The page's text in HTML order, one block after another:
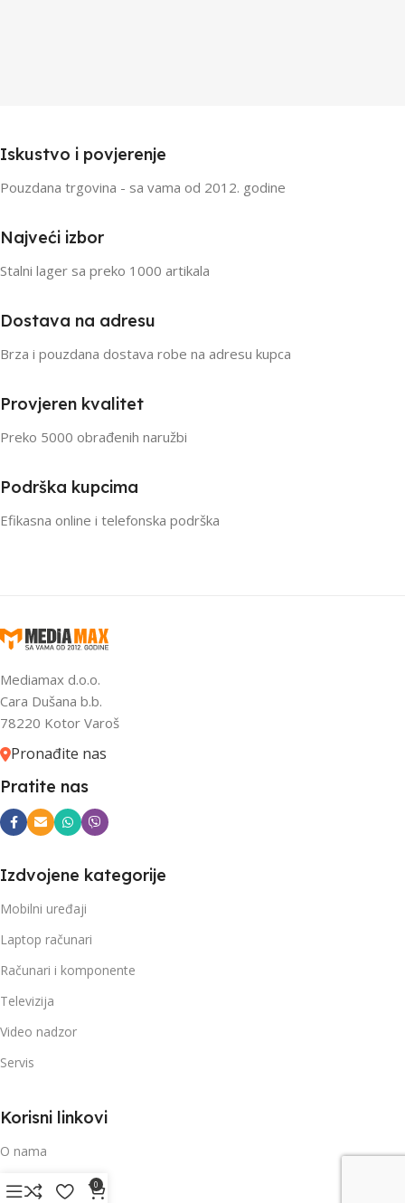
Iskustvo i povjerenje
Pouzdana trgovina - sa vama od 2012. godine
Najveći izbor
Stalni lager sa preko 1000 artikala
Dostava na adresu
Brza i pouzdana dostava robe na adresu kupca
Provjeren kvalitet
Preko 5000 obrađenih naružbi
Podrška kupcima
Efikasna online i telefonska podrška
Mediamax d.o.o.
Cara Dušana b.b.
78220 Kotor Varoš
Pronađite nas
Pratite nas
Izdvojene kategorije
Mobilni uređaji
Laptop računari
Računari i komponente
Televizija
Video nadzor
Servis
Korisni linkovi
O nama
Kontakt i podrška
0